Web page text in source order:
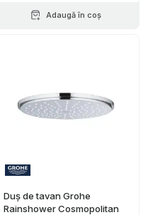
Adaugă în coș
Duș de tavan Grohe
Rainshower Cosmopolitan